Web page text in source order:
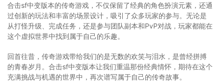
合击sf中变版本的传奇游戏，不仅保留了经典的角色扮演元素，还通
过创新的玩法和丰富的场景设计，吸引了众多玩家的参与。无论是
从打怪升级、完成任务，还是参与团队副本和PvP对战，玩家都能在
这个虚拟世界中找到属于自己的乐趣。
回首往昔，传奇游戏带给我们的是无数的欢笑与泪水，是曾经拼搏
的青春岁月。合击sf中变版本让我们重温那份经典情怀，期待在这个
充满挑战与机遇的世界中，再次谱写属于自己的传奇故事。